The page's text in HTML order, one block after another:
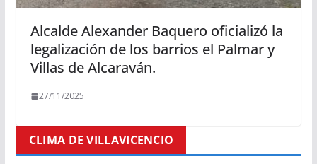
Alcalde Alexander Baquero oficializó la
legalización de los barrios el Palmar y
Villas de Alcaraván.
27/11/2025
CLIMA DE VILLAVICENCIO